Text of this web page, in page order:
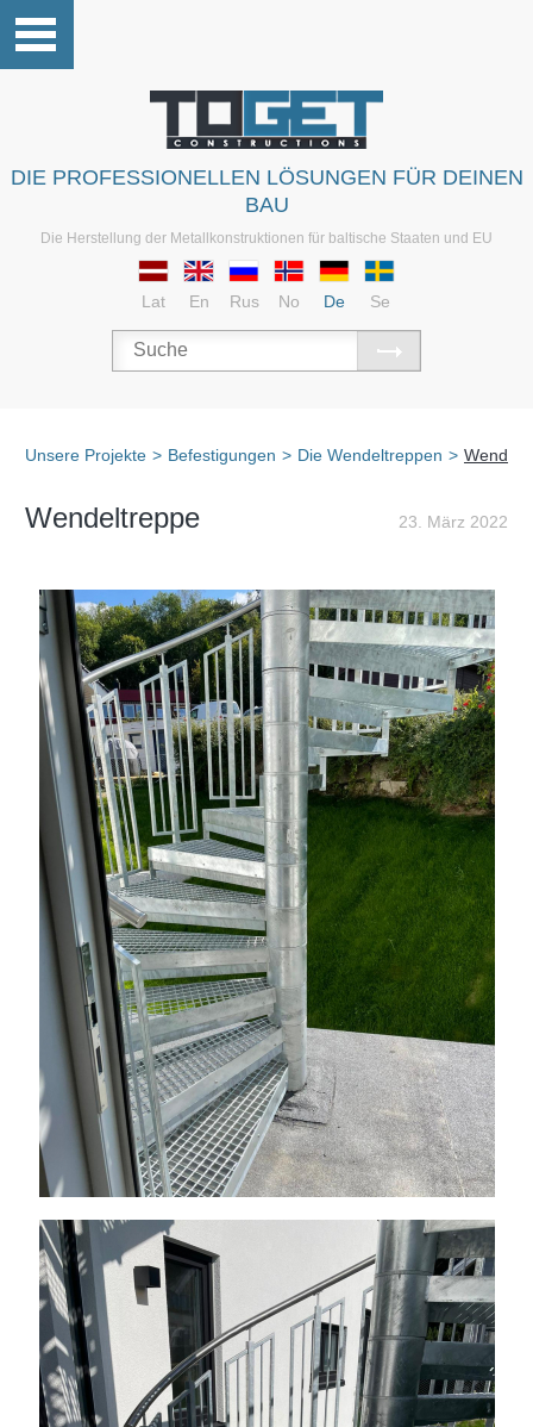
DIE PROFESSIONELLEN LÖSUNGEN FÜR DEINEN
BAU
Die Herstellung der Metallkonstruktionen für baltische Staaten und EU
Lat En Rus No De Se
Unsere Projekte > Befestigungen > Die Wendeltreppen >
23. März 2022
Wendeltreppe